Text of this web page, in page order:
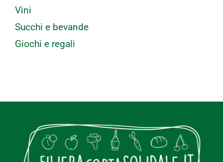
Vini
Succhi e bevande
Giochi e regali